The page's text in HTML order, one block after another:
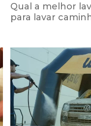
Qual a melhor
para lavar